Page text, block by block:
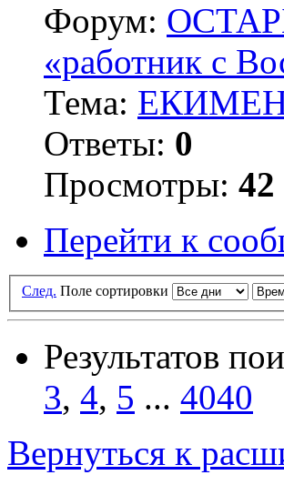
Форум:
«работник с
Тема:
Ответы: 0
Просмотры: 42
Перейти к
След. Поле сортировки
Результатов
3, 4, 5 ... 4040
Вернуться к